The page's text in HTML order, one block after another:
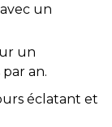
un
un
an.
éclatant et